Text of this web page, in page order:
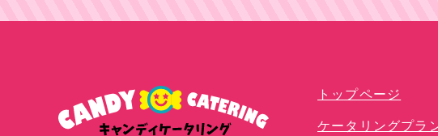
ケータリングプラン
トップページ
ケータリングプラ